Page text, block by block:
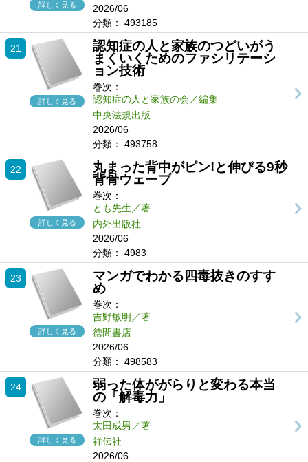
詳しく見る
2026/06
分類：
493185
21
詳しく見る
認知症の人と家族のつどいがう
まくいくためのファシリテーシ
ョン技術
巻次：
認知症の人と家族の会／編集
中央法規出版
2026/06
分類：
493758
22
詳しく見る
丸まった背中がピン!と伸びる9秒
背骨ウェーブ
巻次：
とも先生／著
内外出版社
2026/06
分類：
4983
23
詳しく見る
マンガでわかる四毒抜きのすす
め
巻次：
吉野敏明／著
徳間書店
2026/06
分類：
498583
24
詳しく見る
弱った体ががらりと変わる本当
の「解毒力」
巻次：
太田成男／著
祥伝社
2026/06